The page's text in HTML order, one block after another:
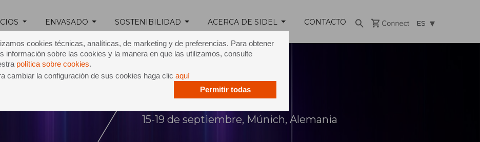
cookies técnicas, analíticas, de marketing y de preferencias. Para obtener
información sobre las cookies y la manera en que las utilizamos, consulte
política sobre cookies.
cambiar la configuración de sus cookies haga clic aquí
Permitir todas
ENVASADO SOSTENIBILIDAD ACERCA DE SIDEL CONTACTO ES
2025
15-19 de septiembre, Múnich, Alemania